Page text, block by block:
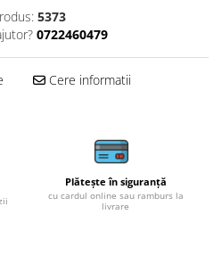
5373
0722460479
Cere informatii
Plătește în siguranță
cu cardul online sau ramburs la
livrare